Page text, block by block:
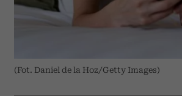
(Fot. Daniel de la Hoz/Getty Images)